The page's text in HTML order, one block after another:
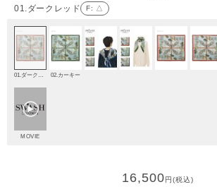
01.ダークレッド F: △
02.カーキー
MOVIE
16,500円(税込)